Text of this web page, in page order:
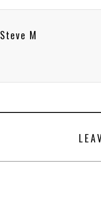
Steve M